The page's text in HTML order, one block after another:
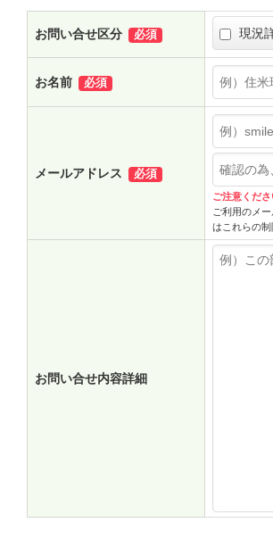
お問い合せ区分 必須 現況
お名前 必須
メールアドレス 必須
ご注意くだ
ご利用のメ
はこれらの
お問い合せ内容詳細